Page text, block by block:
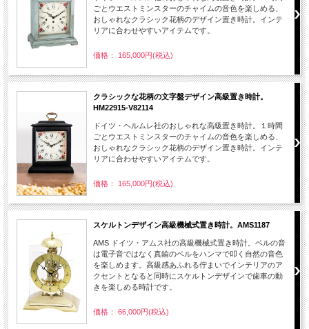
ごとウエストミンスターのチャイムの音色を楽しめる、
おしゃれなクラシック花柄のデザイン置き時計。インテ
リアに合わせやすいアイテムです。
価格： 165,000円(税込)
クラシックな花柄の文字盤デザイン高級置き時計。
HM22915-V82114
ドイツ・ヘルムレ社のおしゃれな高級置き時計。１時間
ごとウエストミンスターのチャイムの音色を楽しめる、
おしゃれなクラシック花柄のデザイン置き時計。インテ
リアに合わせやすいアイテムです。
価格： 165,000円(税込)
スケルトンデザイン高級機械式置き時計。AMS1187
AMS ドイツ・アムス社の高級機械式置き時計。ベルの音
は電子音ではなく真鍮のベルをハンマで叩く自然の音色
を楽しめます。高級感あふれる佇まいでインテリアのア
クセントとなると同時にスケルトンデザインで歯車の動
きを楽しめる時計です。
価格： 66,000円(税込)